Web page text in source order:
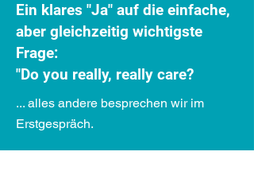
Ein klares "Ja" auf die einfache,
aber gleichzeitig wichtigste
Frage:
"Do you really, really care?
... alles andere besprechen wir im
Erstgespräch.